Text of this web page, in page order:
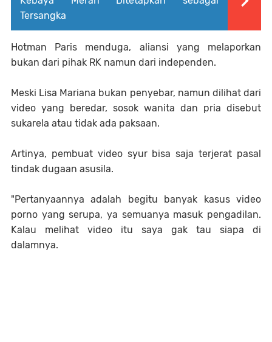
Tersangka
Hotman Paris menduga, aliansi yang melaporkan
bukan dari pihak RK namun dari independen.
Meski Lisa Mariana bukan penyebar, namun dilihat dari
video yang beredar, sosok wanita dan pria disebut
sukarela atau tidak ada paksaan.
Artinya, pembuat video syur bisa saja terjerat pasal
tindak dugaan asusila.
"Pertanyaannya adalah begitu banyak kasus video
porno yang serupa, ya semuanya masuk pengadilan.
Kalau melihat video itu saya gak tau siapa di
dalamnya.